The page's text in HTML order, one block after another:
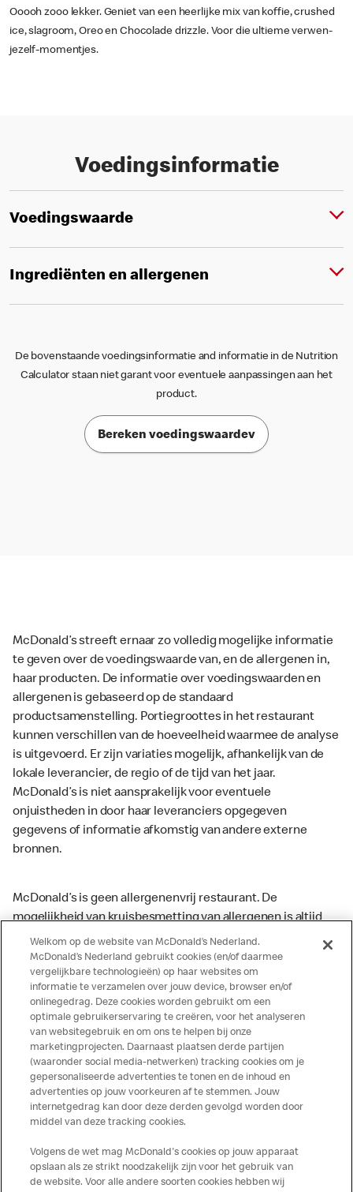
Ooooh zooo lekker. Geniet van een heerlijke mix van koffie, crushed
ice, slagroom, Oreo en Chocolade drizzle. Voor die ultieme verwen-
jezelf-momentjes.
Voedingsinformatie
Voedingswaarde
Ingrediënten en allergenen
De bovenstaande voedingsinformatie and informatie in de Nutrition
Calculator staan niet garant voor eventuele aanpassingen aan het
product.
Bereken voedingswaardev
McDonald’s streeft ernaar zo volledig mogelijke informatie
te geven over de voedingswaarde van, en de allergenen in,
haar producten. De informatie over voedingswaarden en
allergenen is gebaseerd op de standaard
productsamenstelling. Portiegroottes in het restaurant
kunnen verschillen van de hoeveelheid waarmee de analyse
is uitgevoerd. Er zijn variaties mogelijk, afhankelijk van de
lokale leverancier, de regio of de tijd van het jaar.
McDonald’s is niet aansprakelijk voor eventuele
onjuistheden in door haar leveranciers opgegeven
gegevens of informatie afkomstig van andere externe
bronnen.
McDonald’s is geen allergenenvrij restaurant. De
mogelijkheid van kruisbesmetting van allergenen is altijd
aanwezig. McDonald’s kan zodoende niet garanderen dat
haar producten geen sporen van allergenen bevatten.
McDonald’s aanvaardt daarom geen aansprakelijkheid
indien een gast als gevolg van het binnenkrijgen van (een
spoor van) een allergeen lichamelijke klachten krijgt. Alle
producten kunnen sporen bevatten van dierlijke
ingrediënten. McDonald’s streeft er naar om de
voedingswaarde- en allergeneninformatie altijd up to date
te houden. De verstrekte informatie is alleen van
toepassing op de in Nederland verkochte producten. Voor
meer informatie over voedingswaarden en allergenen kijk
op de McDonald's website of in de McDonald’s App.
Publicatiefouten voorbehouden.
Welkom op de website van McDonald’s Nederland.
McDonald’s Nederland gebruikt cookies (en/of daarmee
vergelijkbare technologieën) op haar websites om
informatie te verzamelen over jouw device, browser en/of
onlinegedrag. Deze cookies worden gebruikt om een
optimale gebruikerservaring te creëren, voor het analyseren
van websitegebruik en om ons te helpen bij onze
marketingprojecten. Daarnaast plaatsen derde partijen
(waaronder social media-netwerken) tracking cookies om je
gepersonaliseerde advertenties te tonen en de inhoud en
advertenties op jouw voorkeuren af te stemmen. Jouw
internetgedrag kan door deze derden gevolgd worden door
middel van deze tracking cookies.
Volgens de wet mag McDonald's cookies op jouw apparaat
opslaan als ze strikt noodzakelijk zijn voor het gebruik van
de website. Voor alle andere soorten cookies hebben wij